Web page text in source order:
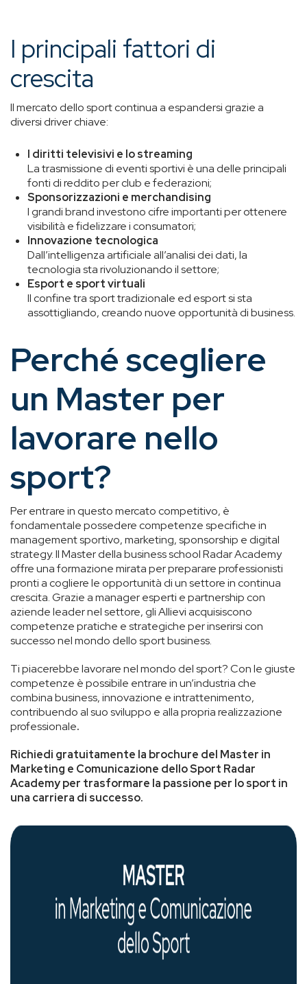
I principali fattori di
crescita
Il mercato dello sport continua a espandersi grazie a
diversi driver chiave:
I diritti televisivi e lo streaming
La trasmissione di eventi sportivi è una delle principali
fonti di reddito per club e federazioni;
Sponsorizzazioni e merchandising
I grandi brand investono cifre importanti per ottenere
visibilità e fidelizzare i consumatori;
Innovazione tecnologica
Dall’intelligenza artificiale all’analisi dei dati, la
tecnologia sta rivoluzionando il settore;
Esport e sport virtuali
Il confine tra sport tradizionale ed esport si sta
assottigliando, creando nuove opportunità di business.
Perché scegliere
un Master per
lavorare nello
sport?
Per entrare in questo mercato competitivo, è
fondamentale possedere competenze specifiche in
management sportivo, marketing, sponsorship e digital
strategy. Il Master della business school Radar Academy
offre una formazione mirata per preparare professionisti
pronti a cogliere le opportunità di un settore in continua
crescita. Grazie a manager esperti e partnership con
aziende leader nel settore, gli Allievi acquisiscono
competenze pratiche e strategiche per inserirsi con
successo nel mondo dello sport business.
Ti piacerebbe lavorare nel mondo del sport? Con le giuste
competenze è possibile entrare in un’industria che
combina business, innovazione e intrattenimento,
contribuendo al suo sviluppo e alla propria realizzazione
professionale.
Richiedi gratuitamente la brochure del Master in
Marketing e Comunicazione dello Sport Radar
Academy per trasformare la passione per lo sport in
una carriera di successo.